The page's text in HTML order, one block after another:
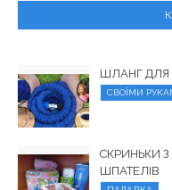
ШЛАНГ ДЛЯ
СВОЇМИ
СКРИНЬКИ
ШПАТЕЛІВ